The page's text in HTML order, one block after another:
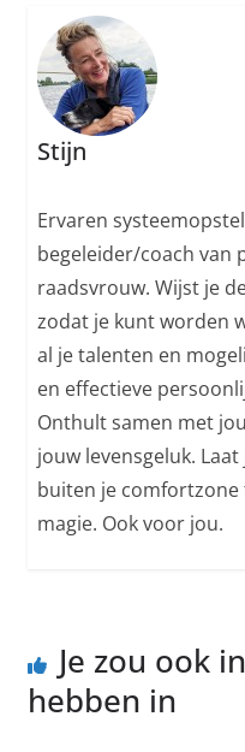
Stijn
Ervaren
begeleider/coach van
raadsvrouw. Wijst je
zodat je kunt worden
al je talenten en
en effectieve
Onthult samen met
jouw levensgeluk.
buiten je comfortzone
magie. Ook voor jou.
Je zou ook
hebben in